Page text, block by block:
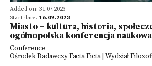
Added on: 31.07.2023
Start date: 16.09.2023
Miasto – kultura, historia,
ogólnopolska konferencja naukowa
Conference
Ośrodek Badawczy Facta Ficta | Wydział